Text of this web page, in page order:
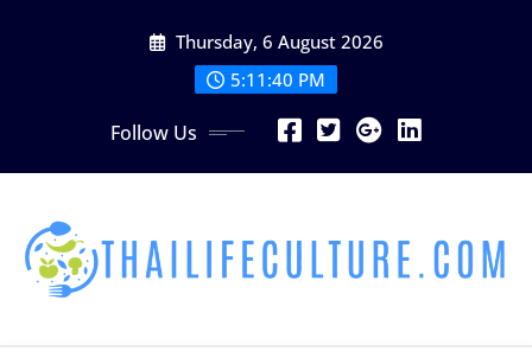
Thursday, 6 August 2026
5:11:41 PM
Follow Us